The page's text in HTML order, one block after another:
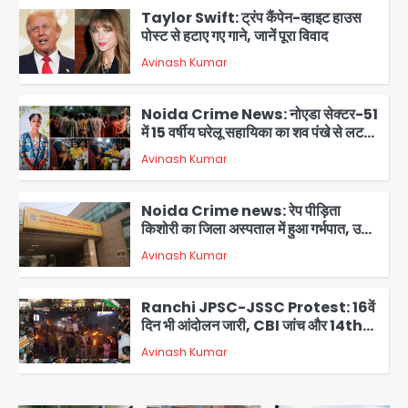
2
Taylor Swift: ट्रंप कैंपेन-व्हाइट हाउस
पोस्ट से हटाए गए गाने, जानें पूरा विवाद
Avinash Kumar
3
Noida Crime News: नोएडा सेक्टर-51
में 15 वर्षीय घरेलू सहायिका का शव पंखे से लटका
मिला
Avinash Kumar
4
Noida Crime news: रेप पीड़िता
किशोरी का जिला अस्पताल में हुआ गर्भपात, उधर
सेक्टर-49 में महिला को मिली ब्लास्ट की धमकी
Avinash Kumar
5
Ranchi JPSC-JSSC Protest: 16वें
दिन भी आंदोलन जारी, CBI जांच और 14th
Exam रद्द करने की मांग
Avinash Kumar